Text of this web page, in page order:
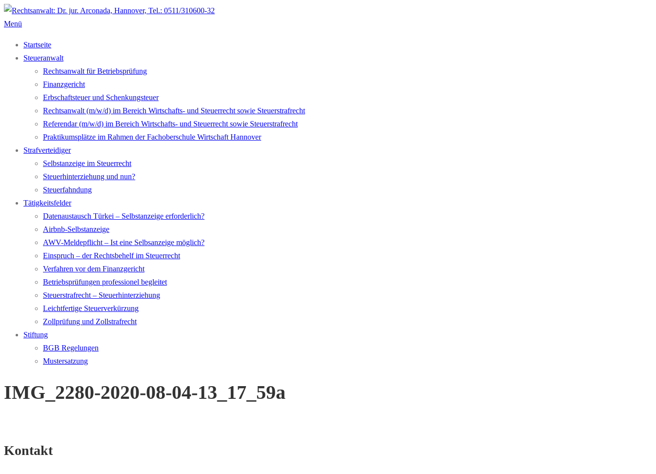
Zum
Inhalt
Menü
Startseite
Steueranwalt
Rechtsanwalt für Betriebsprüfung
Finanzgericht
Erbschaftsteuer und Schenkungsteuer
Rechtsanwalt (m/w/d) im Bereich Wirtschafts- und Steuerrecht sowie Steuerstrafrecht
Referendar (m/w/d) im Bereich Wirtschafts- und Steuerrecht sowie Steuerstrafrecht
Praktikumsplätze im Rahmen der Fachoberschule Wirtschaft Hannover
Strafverteidiger
Selbstanzeige im Steuerrecht
Steuerhinterziehung und nun?
Steuerfahndung
Tätigkeitsfelder
Datenaustausch Türkei – Selbstanzeige erforderlich?
Airbnb-Selbstanzeige
AWV-Meldepflicht – Ist eine Selbsanzeige möglich?
Einspruch – der Rechtsbehelf im Steuerrecht
Verfahren vor dem Finanzgericht
Betriebsprüfungen professionel begleitet
Steuerstrafrecht – Steuerhinterziehung
Leichtfertige Steuerverkürzung
Zollprüfung und Zollstrafrecht
Stiftung
BGB Regelungen
Mustersatzung
IMG_2280-2020-08-04-13_17_59a
Kontakt